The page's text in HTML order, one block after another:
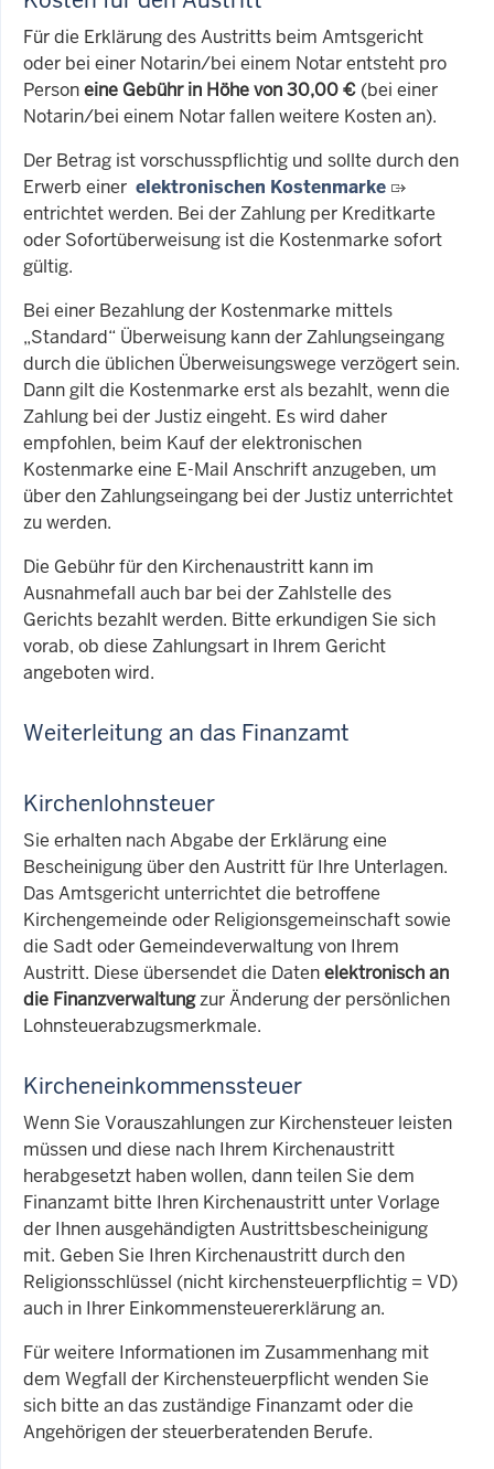
Für die Erklärung des Austritts beim Amtsgericht
oder bei einer Notarin/bei einem Notar entsteht pro
Personeine Gebühr in Höhe von 30,00 € (bei einer
Notarin/bei einem Notar fallen weitere Kosten an).
Der Betrag ist vorschusspflichtig und sollte durch den
Erwerb einer elektronischen Kostenmarke
entrichtet werden. Bei der Zahlung per Kreditkarte
oder Sofortüberweisung ist die Kostenmarke sofort
gültig.
Bei einer Bezahlung der Kostenmarke mittels
„Standard“ Überweisung kann der Zahlungseingang
durch die üblichen Überweisungswege verzögert sein.
Dann gilt die Kostenmarke erst als bezahlt, wenn die
Zahlung bei der Justiz eingeht. Es wird daher
empfohlen, beim Kauf der elektronischen
Kostenmarke eine E-Mail Anschrift anzugeben, um
über den Zahlungseingang bei der Justiz unterrichtet
zu werden.
Die Gebühr für den Kirchenaustritt kann im
Ausnahmefall auch bar bei der Zahlstelle des
Gerichts bezahlt werden. Bitte erkundigen Sie sich
vorab, ob diese Zahlungsart in Ihrem Gericht
angeboten wird.
Weiterleitung an das Finanzamt
Kirchenlohnsteuer
Sie erhalten nach Abgabe der Erklärung eine
Bescheinigung über den Austritt für Ihre Unterlagen.
Das Amtsgericht unterrichtet die betroffene
Kirchengemeinde oder Religionsgemeinschaft sowie
die Sadt oder Gemeindeverwaltung von Ihrem
Austritt. Diese übersendet die Datenelektronisch an
die Finanzverwaltungzur Änderung der persönlichen
Lohnsteuerabzugsmerkmale.
Kircheneinkommenssteuer
Wenn Sie Vorauszahlungen zur Kirchensteuer leisten
müssen und diese nach Ihrem Kirchenaustritt
herabgesetzt haben wollen, dann teilen Sie dem
Finanzamt bitte Ihren Kirchenaustritt unter Vorlage
der Ihnen ausgehändigten Austrittsbescheinigung
mit. Geben Sie Ihren Kirchenaustritt durch den
Religionsschlüssel (nicht kirchensteuerpflichtig = VD)
auch in Ihrer Einkommensteuererklärung an.
Für weitere Informationen im Zusammenhang mit
dem Wegfall der Kirchensteuerpflicht wenden Sie
sich bitte an das zuständige Finanzamt oder die
Angehörigen der steuerberatenden Berufe.